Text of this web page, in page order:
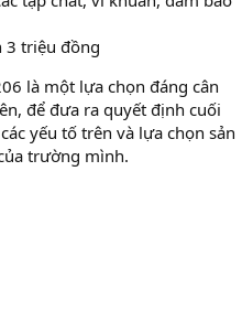
3 triệu đồng
là một lựa chọn đáng cân
để đưa ra quyết định cuối
yếu tố trên và lựa chọn sản
trường mình.